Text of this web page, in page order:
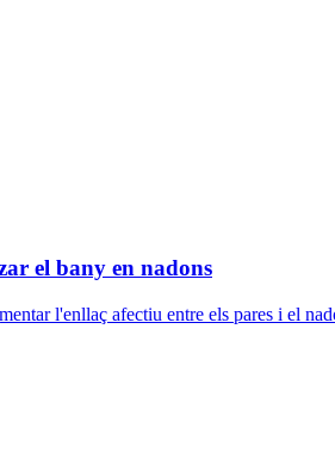
el bany en nadons
l'enllaç afectiu entre els pares i el